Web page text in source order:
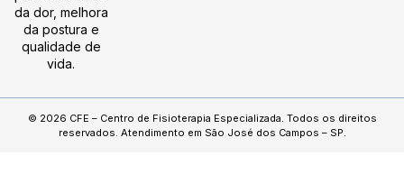
da dor, melhora
da postura e
qualidade de
vida.
© 2026 CFE – Centro de Fisioterapia Especializada. Todos os direitos
reservados. Atendimento em São José dos Campos – SP.